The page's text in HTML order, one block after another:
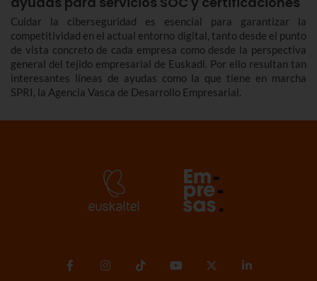
Cuidar la ciberseguridad es esencial para garantizar la
competitividad en el actual entorno digital, tanto desde el punto
de vista concreto de cada empresa como desde la perspectiva
general del tejido empresarial de Euskadi. Por ello resultan tan
interesantes líneas de ayudas como la que tiene en marcha
SPRI, la Agencia Vasca de Desarrollo Empresarial.